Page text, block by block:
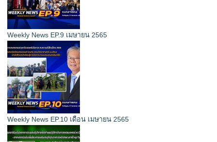
Weekly News EP.9 เมษายน 2565
Weekly News EP.10 เดือน เมษายน 2565